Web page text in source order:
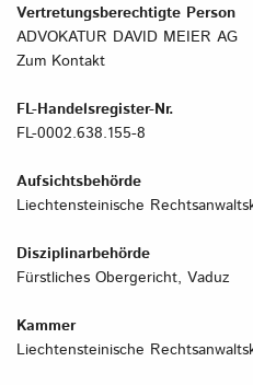
Vertretungsberechtigte Person
ADVOKATUR DAVID MEIER AG
Zum Kontakt
FL-Handelsregister-Nr.
FL-0002.638.155-8
Aufsichtsbehörde
Liechtensteinische
Disziplinarbehörde
Fürstliches Obergericht, Vaduz​​​​​​​
Kammer
​​​​​​​Liechtensteinische